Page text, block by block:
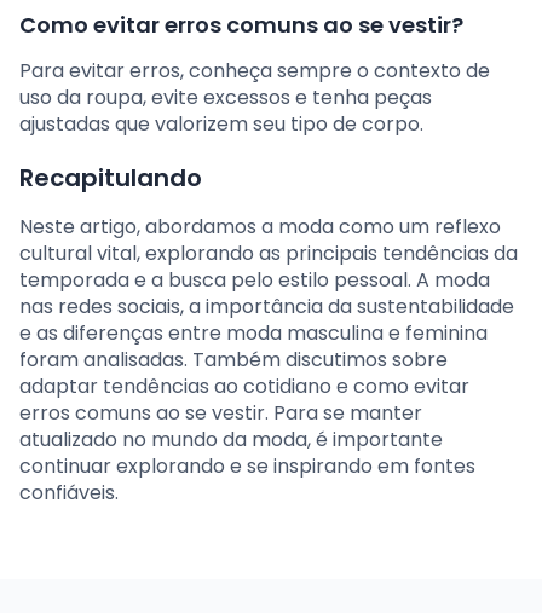
Como evitar erros comuns ao se vestir?
Para evitar erros, conheça sempre o contexto de
uso da roupa, evite excessos e tenha peças
ajustadas que valorizem seu tipo de corpo.
Recapitulando
Neste artigo, abordamos a moda como um reflexo
cultural vital, explorando as principais tendências da
temporada e a busca pelo estilo pessoal. A moda
nas redes sociais, a importância da sustentabilidade
e as diferenças entre moda masculina e feminina
foram analisadas. Também discutimos sobre
adaptar tendências ao cotidiano e como evitar
erros comuns ao se vestir. Para se manter
atualizado no mundo da moda, é importante
continuar explorando e se inspirando em fontes
confiáveis.